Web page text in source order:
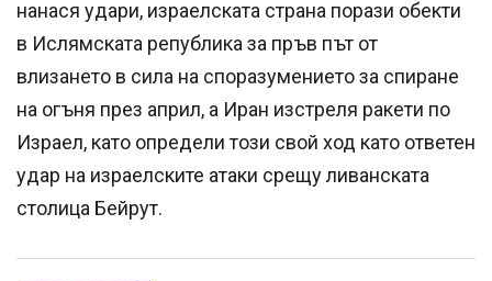
нанася удари, израелската страна порази обекти
в Ислямската република за пръв път от
влизането в сила на споразумението за спиране
на огъня през април, а Иран изстреля ракети по
Израел, като определи този свой ход като ответен
удар на израелските атаки срещу ливанската
столица Бейрут.